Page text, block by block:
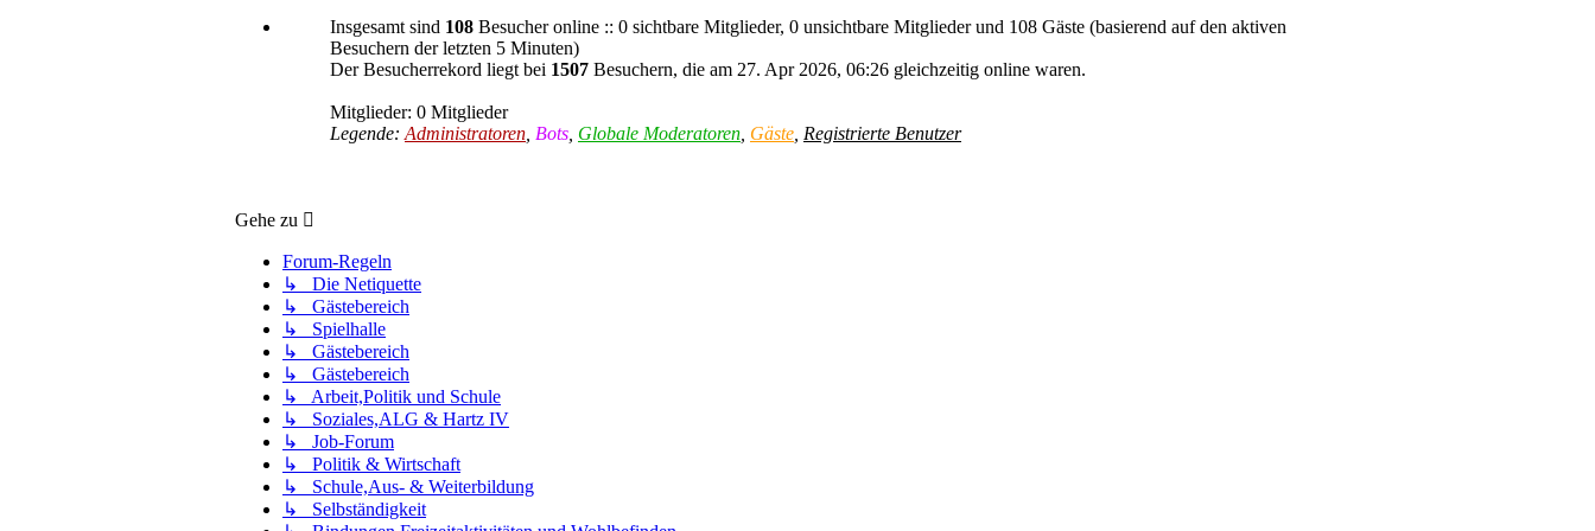
Insgesamt sind 108 Besucher online :: 0 sichtbare Mitglieder, 0 unsichtbare Mitglieder und 108 Gäste (basierend auf den aktiven
Besuchern der letzten 5 Minuten)
Der Besucherrekord liegt bei 1507 Besuchern, die am 27. Apr 2026, 06:26 gleichzeitig online waren.
Mitglieder: 0 Mitglieder
Legende: Administratoren Bots Globale Moderatoren Gäste Registrierte Benutzer
Gehe zu
Forum-Regeln
↳ Die Netiquette
↳ Gästebereich
↳ Spielhalle
↳ Gästebereich
↳ Gästebereich
↳ Arbeit,Politik und Schule
↳ Soziales,ALG & Hartz IV
↳ Job-Forum
↳ Politik & Wirtschaft
↳ Schule,Aus- & Weiterbildung
↳ Selbständigkeit